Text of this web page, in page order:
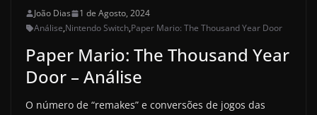
João Dias
1 de Agosto, 2024
Análise,Nintendo Switch,Paper Mario: The Thousand Year Door
Paper Mario: The Thousand Year
Door – Análise
O número de “remakes” e conversões de jogos das